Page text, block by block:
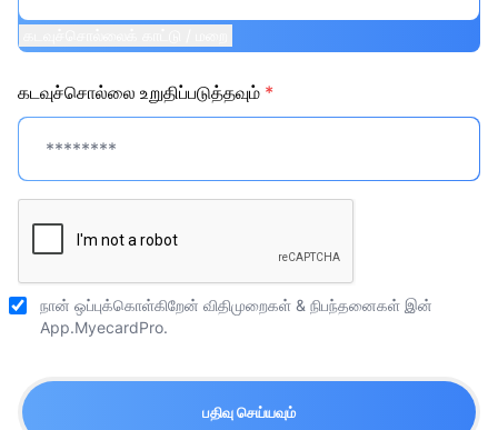
கடவுச்சொல்லை உறுதிப்படுத்தவும் *
நான் ஒப்புக்கொள்கிறேன் விதிமுறைகள் & நிபந்தனைகள் இன்
App.MyecardPro.
பதிவு செய்யவும்